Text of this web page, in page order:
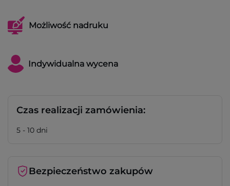
Możliwość nadruku
Indywidualna wycena
Czas realizacji zamówienia:
5 - 10 dni
Bezpieczeństwo zakupów